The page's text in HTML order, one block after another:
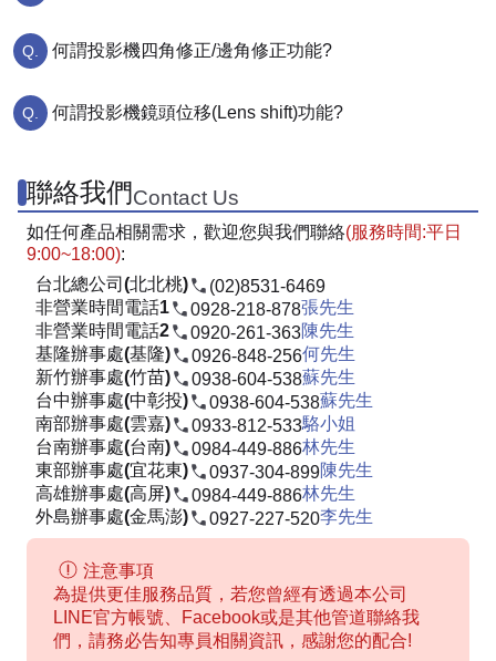
何謂投影機四角修正/邊角修正功能?
何謂投影機鏡頭位移(Lens shift)功能?
聯絡我們Contact Us
如任何產品相關需求，歡迎您與我們聯絡(服務時間:平日
9:00~18:00):
台北總公司(北北桃)
(02)8531-6469
非營業時間電話1
0928-218-878張先生
非營業時間電話2
0920-261-363陳先生
基隆辦事處(基隆)
0926-848-256何先生
新竹辦事處(竹苗)
0938-604-538蘇先生
台中辦事處(中彰投)
0938-604-538蘇先生
南部辦事處(雲嘉)
0933-812-533駱小姐
台南辦事處(台南)
0984-449-886林先生
東部辦事處(宜花東)
0937-304-899陳先生
高雄辦事處(高屏)
0984-449-886林先生
外島辦事處(金馬澎)
0927-227-520李先生
注意事項
為提供更佳服務品質，若您曾經有透過本公司
LINE官方帳號、Facebook或是其他管道聯絡我
們，請務必告知專員相關資訊，感謝您的配合!